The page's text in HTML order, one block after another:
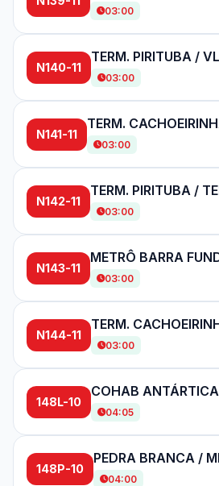
03:00
N140-11
03:00
N141-11
03:00
N142-11
03:00
N143-11
03:00
N144-11
03:00
148L-10
COHAB
04:05
148P-10
04:00